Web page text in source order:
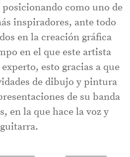
como uno de
inspiradores, ante todo
en la creación gráfica
en el que este artista
esto gracias a que
de dibujo y pintura
de su banda
en la que hace la voz y
guitarra.